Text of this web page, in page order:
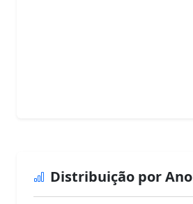
Distribuição por Ano